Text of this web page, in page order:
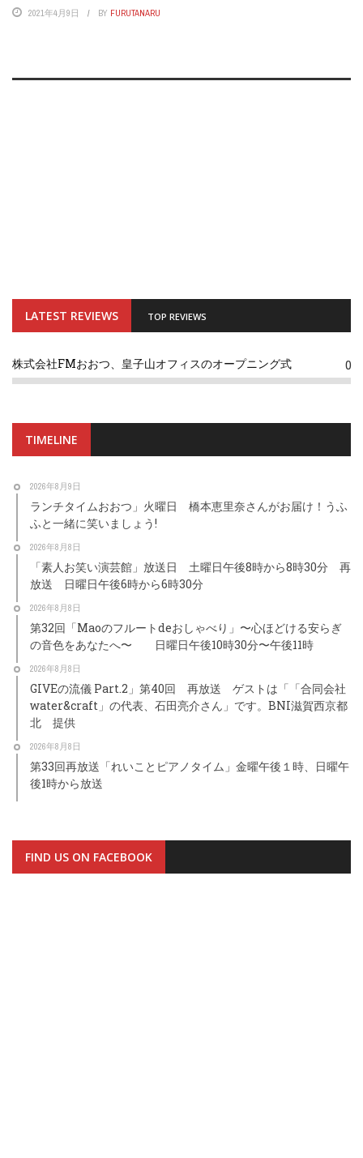
2021年4月9日 BY FURUTANARU
LATEST REVIEWS TOP REVIEWS
株式会社FMおおつ、皇子山オフィスのオープニング式 0
TIMELINE
2026年8月9日
ランチタイムおおつ」火曜日 橋本恵里奈さんがお届け！うふ
ふと一緒に笑いましょう!
2026年8月8日
「素人お笑い演芸館」放送日 土曜日午後8時から8時30分 再
放送 日曜日午後6時から6時30分
2026年8月8日
第32回「Maoのフルートdeおしゃべり」〜心ほどける安らぎ
の音色をあなたへ〜 日曜日午後10時30分〜午後11時
2026年8月8日
GIVEの流儀 Part.2」第40回 再放送 ゲストは「「合同会社
water&craft」の代表、石田亮介さん」です。BNI滋賀西京都
北 提供
2026年8月8日
第33回再放送「れいことピアノタイム」金曜午後１時、日曜午
後1時から放送
FIND US ON FACEBOOK